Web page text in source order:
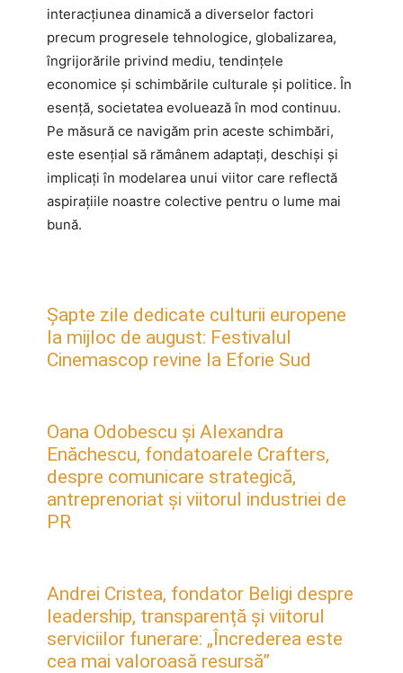
interacțiunea dinamică a diverselor factori
precum progresele tehnologice, globalizarea,
îngrijorările privind mediu, tendințele
economice și schimbările culturale și politice. În
esență, societatea evoluează în mod continuu.
Pe măsură ce navigăm prin aceste schimbări,
este esențial să rămânem adaptați, deschiși și
implicați în modelarea unui viitor care reflectă
aspirațiile noastre colective pentru o lume mai
bună.
Șapte zile dedicate culturii europene
la mijloc de august: Festivalul
Cinemascop revine la Eforie Sud
Oana Odobescu și Alexandra
Enăchescu, fondatoarele Crafters,
despre comunicare strategică,
antreprenoriat și viitorul industriei de
PR
Andrei Cristea, fondator Beligi despre
leadership, transparență și viitorul
serviciilor funerare: „Încrederea este
cea mai valoroasă resursă”